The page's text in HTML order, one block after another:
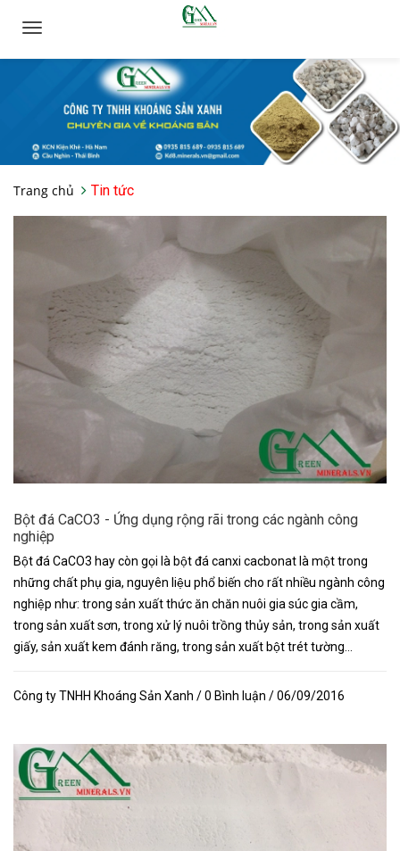
Toggle
Trang chủ Tin tức
Bột đá CaCO3 - Ứng dụng rộng rãi trong các ngành công
nghiệp
Bột đá CaCO3 hay còn gọi là bột đá canxi cacbonat là một trong
những chất phụ gia, nguyên liệu phổ biến cho rất nhiều ngành công
nghiệp như: trong sản xuất thức ăn chăn nuôi gia súc gia cầm,
trong sản xuất sơn, trong xử lý nuôi trồng thủy sản, trong sản xuất
giấy, sản xuất kem đánh răng, trong sản xuất bột trét tường…
Công ty TNHH Khoáng Sản Xanh / 0 Bình luận / 06/09/2016